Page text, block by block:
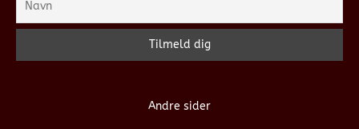
Andre sider